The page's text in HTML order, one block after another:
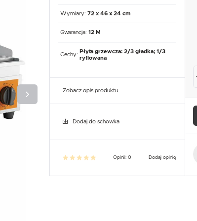
Wymiary: 72 x 46 x 24 cm
Gwarancja: 12 M
Cechy:
Płyta grzewcza: 2/3 gładka; 1/3
ryflowana
Zobacz opis produktu
Dodaj do schowka
Opinii: 0 Dodaj opinię